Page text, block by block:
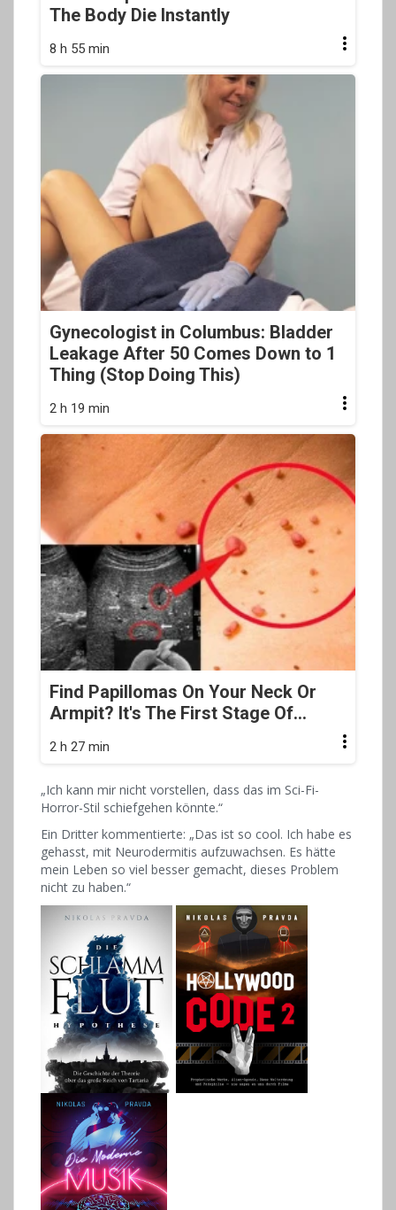
The Body Die Instantly
8 h 55 min
Gynecologist in Columbus: Bladder
Leakage After 50 Comes Down to 1
Thing (Stop Doing This)
2 h 19 min
Find Papillomas On Your Neck Or
Armpit? It's The First Stage Of...
2 h 27 min
„Ich kann mir nicht vorstellen, dass das im Sci-Fi-
Horror-Stil schiefgehen könnte.“
Ein Dritter kommentierte: „Das ist so cool. Ich habe es
gehasst, mit Neurodermitis aufzuwachsen. Es hätte
mein Leben so viel besser gemacht, dieses Problem
nicht zu haben.“